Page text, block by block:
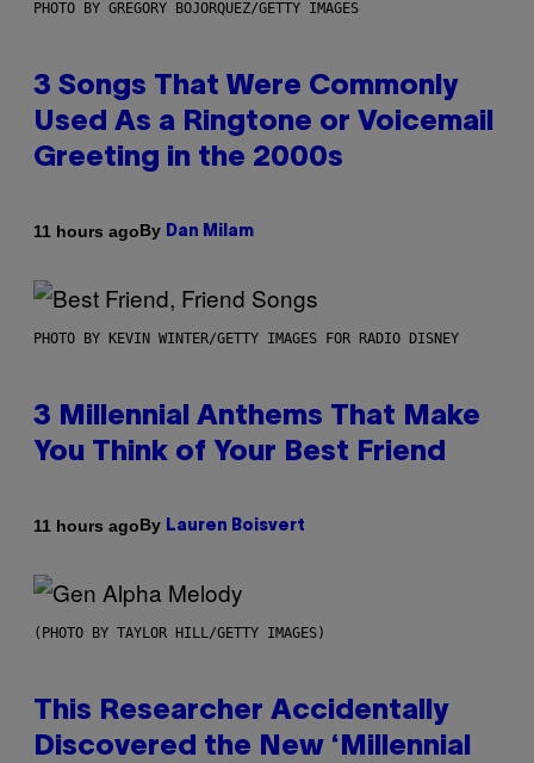
PHOTO BY GREGORY BOJORQUEZ/GETTY IMAGES
3 Songs That Were Commonly
Used As a Ringtone or Voicemail
Greeting in the 2000s
11 hours agoBy Dan Milam
PHOTO BY KEVIN WINTER/GETTY IMAGES FOR RADIO DISNEY
3 Millennial Anthems That Make
You Think of Your Best Friend
11 hours agoBy Lauren Boisvert
(PHOTO BY TAYLOR HILL/GETTY IMAGES)
This Researcher Accidentally
Discovered the New ‘Millennial